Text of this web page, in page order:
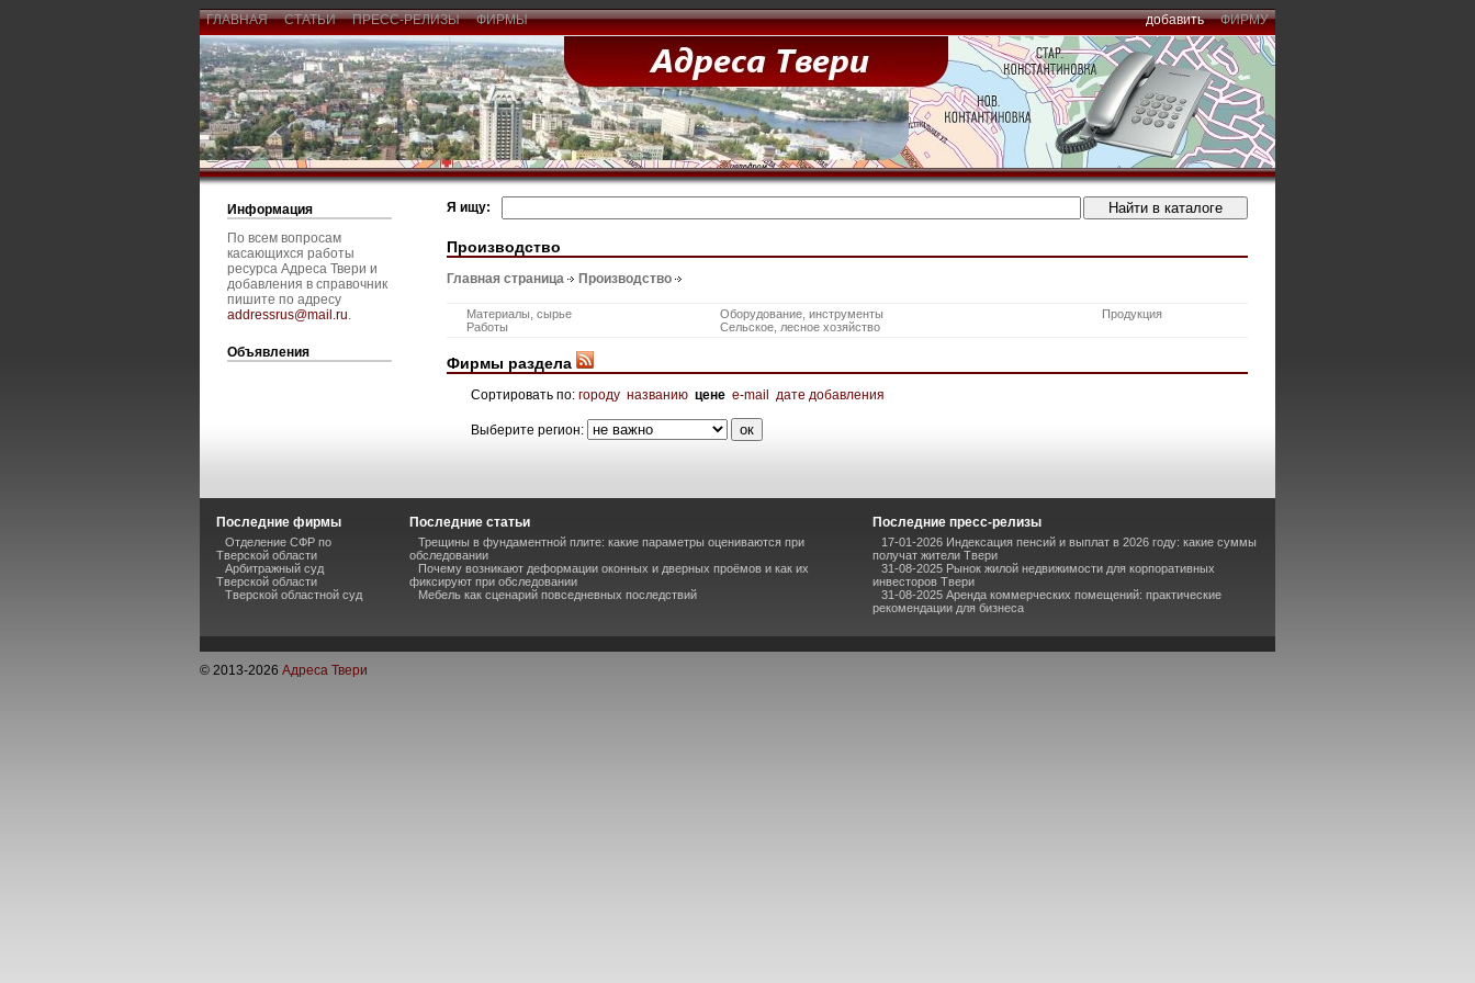
ГЛАВНАЯ СТАТЬИ ПРЕСС-РЕЛИЗЫ ФИРМЫ добавить ФИРМУ
Информация
По всем вопросам
касающихся работы
ресурса Адреса Твери и
добавления в справочник
пишите по адресу
addressrus@mail.ru.
Объявления
Я ищу:
Производство
Главная страница Производство
Материалы, сырье Оборудование, инструменты
Продукция
Работы
Сельское, лесное хозяйство
Фирмы раздела
Сортировать по: городу названию цене e-mail дате добавления
Выберите регион:
Последние фирмы
Отделение СФР по
Тверской области
Арбитражный суд
Тверской области
Тверской областной суд
Последние статьи
Трещины в фундаментной плите: какие параметры оцениваются при
обследовании
Почему возникают деформации оконных и дверных проёмов и как их
фиксируют при обследовании
Мебель как сценарий повседневных последствий
Последние пресс-релизы
17-01-2026 Индексация пенсий и выплат в 2026 году: какие суммы
получат жители Твери
31-08-2025 Рынок жилой недвижимости для корпоративных
инвесторов Твери
31-08-2025 Аренда коммерческих помещений: практические
рекомендации для бизнеса
© 2013-2026 Адреса Твери